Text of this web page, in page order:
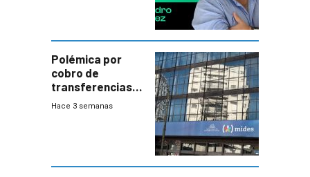
Polémica por
cobro de
transferencias
del Mides en
Hace 3 semanas